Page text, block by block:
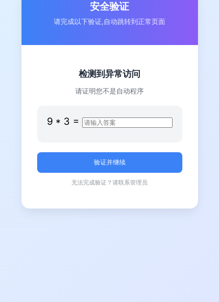
安全验证
请完成以下验证,自动跳转到正常页面
检测到异常访问
请证明您不是自动程序
9 * 3 =
无法完成验证？请联系管理员